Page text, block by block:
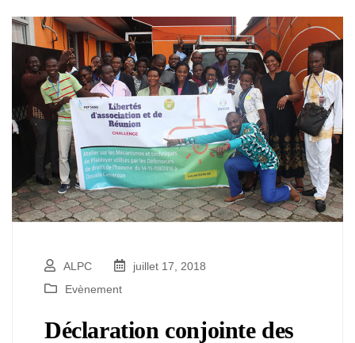
ALPC
juillet 17, 2018
Evènement
Déclaration conjointe des